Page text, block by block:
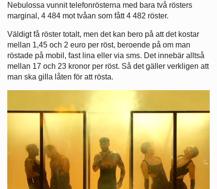
Nebulossa vunnit telefonrösterna med bara två rösters
marginal, 4 484 mot tvåan som fått 4 482 röster.
Väldigt få röster totalt, men det kan bero på att det kostar
mellan 1,45 och 2 euro per röst, beroende på om man
röstade på mobil, fast lina eller via sms. Det innebär alltså
mellan 17 och 23 kronor per röst. Så det gäller verkligen att
man ska gilla låten för att rösta.